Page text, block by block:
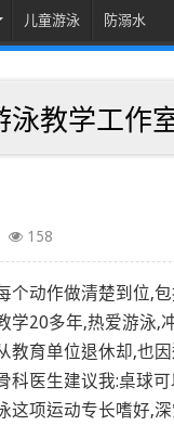
儿童游泳 防溺水
泳教学工作
158
个动作做清楚到位,
学20多年,热爱游泳,
教育单位退休却,也
科医生建议我:桌球
这项运动专长嗜好,